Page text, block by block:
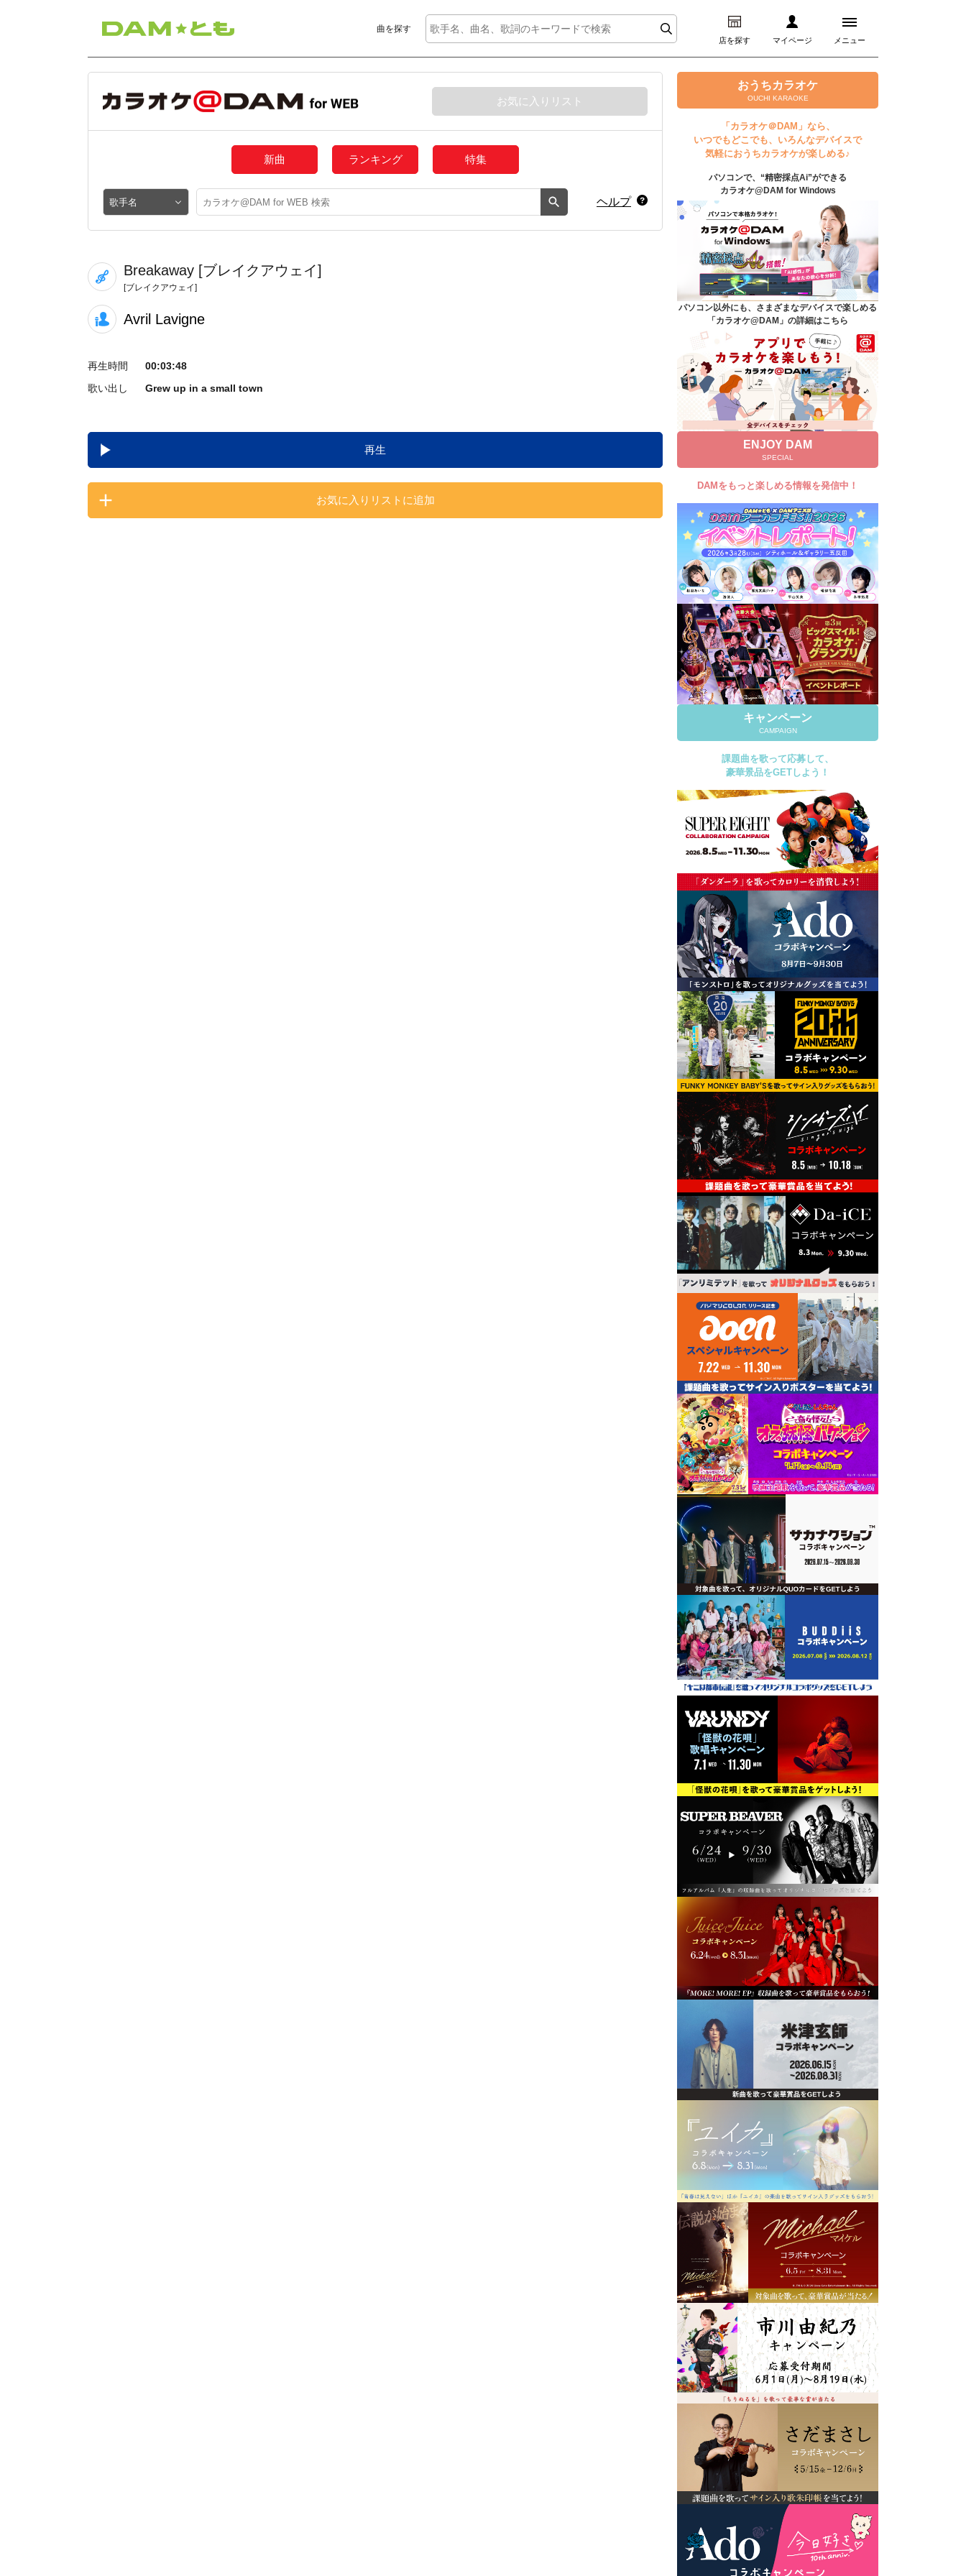
曲を探す
店を探す マイページ メニュー
ログイン
マイページ
プレミアムサービス
DAM★とも動画
DAM★とも録音
カラオケ＠DAM
ユーザー検索
キャンペーン
よくあるご質問
DAMの新曲・ランキングなど
カラオケ最新情報をチェック！
自宅でカラオケ歌い放題！
家族や友達と一緒に！練習にも！
お気に入りリスト
新曲 ランキング 特集
ヘルプ
Breakaway [ブレイクアウェイ]
[ブレイクアウェイ]
Avril Lavigne
再生時間
00:03:48
歌い出し
Grew up in a small town
再生
お気に入りリストに追加
おうちカラオケ
OUCHI KARAOKE
「カラオケ＠DAM」なら、
いつでもどこでも、いろんなデバイスで
気軽におうちカラオケが楽しめる♪
パソコンで、“精密採点Ai”ができる
カラオケ@DAM for Windows
パソコン以外にも、さまざまなデバイスで楽しめる
「カラオケ@DAM」の詳細はこちら
ENJOY DAM
SPECIAL
DAMをもっと楽しめる情報を発信中！
キャンペーン
CAMPAIGN
課題曲を歌って応募して、
豪華景品をGETしよう！